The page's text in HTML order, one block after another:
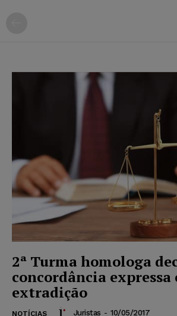
2ª Turma homologa
concordância expressa
extradição
NOTÍCIAS Juristas - 10/05/2017